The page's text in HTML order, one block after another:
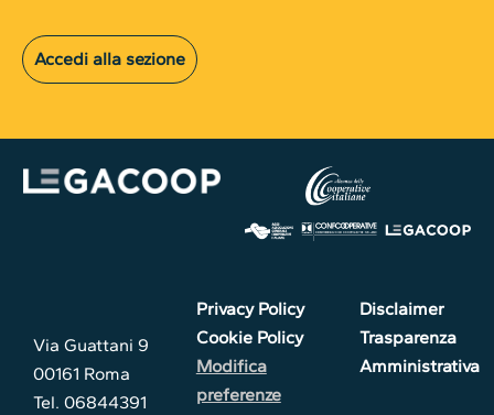
Accedi alla sezione
Via Guattani 9
00161 Roma
Tel. 06844391
Privacy Policy
Cookie Policy
Modifica
preferenze
Disclaimer
Trasparenza
Amministrativa